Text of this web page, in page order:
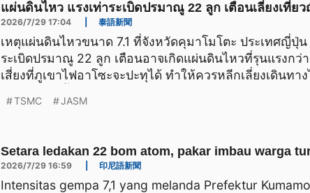
แผ่นดินไหว แรงเท่าระเบิดปรมาณู 22 ลูก เตือนเลี่ยงเที่ย
2026/7/29 17:04 泰語新聞
เหตุแผ่นดินไหวขนาด 7.1 ที่จังหวัดคุมาโมโตะ ประเทศญี่ปุ่
ระเบิดปรมาณู 22 ลูก เตือนอาจเกิดแผ่นดินไหวที่รุนแรงก
เสี่ยงที่ภูเขาไฟอาโซะจะปะทุได้ ทำให้ควรหลีกเลี่ยงเดินทา
TSMC JASM
Setara ledakan 22 bom atom, pakar imbau warga
2026/7/29 16:59 印尼語新聞
Intensitas gempa 7,1 yang melanda Prefektur